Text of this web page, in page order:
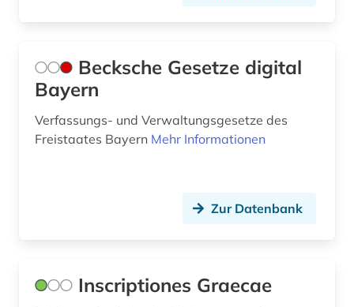
deutschland (ddr) (2)
deutschland (ddr). ministerium für
staatssicherheit (1)
deutschland (gebiet unter alliierter besatzung,
digha-nikaya (1)
Becksche Gesetze digital
Bayern
Verfassungs- und Verwaltungsgesetze des
Freistaates Bayern Mehr Informationen
Zur Datenbank
Inscriptiones Graecae